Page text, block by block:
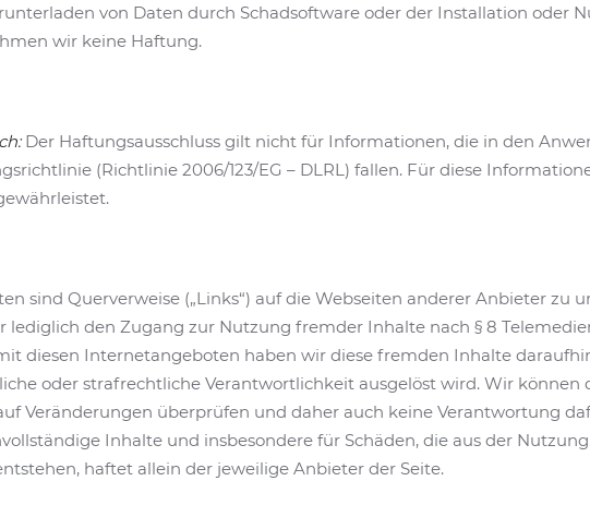
von Daten durch Schadsoftware oder der Installation oder
wir keine Haftung.
Der Haftungsausschluss gilt nicht für Informationen, die in den
(Richtlinie 2006/123/EG – DLRL) fallen. Für diese
sind Querverweise („Links“) auf die Webseiten anderer Anbieter zu
lediglich den Zugang zur Nutzung fremder Inhalte nach § 8
diesen Internetangeboten haben wir diese fremden Inhalte
oder strafrechtliche Verantwortlichkeit ausgelöst wird. Wir können
Veränderungen überprüfen und daher auch keine Verantwortung
Inhalte und insbesondere für Schäden, die aus der
haftet allein der jeweilige Anbieter der Seite.